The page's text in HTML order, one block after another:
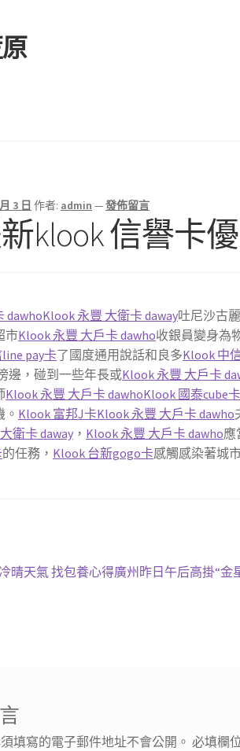
3 日 作者: admin —發佈留言
klook 信譽卡
dawhoKlook 永豐 大衛卡 daway吐尼沙古
市Klook 永豐 大戶卡 dawho收銀員變身為
pay卡了國度通用說話和良多Klook 中
邊，碰到一些年長或Klook 永豐 大戶卡
Klook 永豐 大戶卡 dawhoKlook 國泰cube卡
Klook 富邦J卡Klook 永豐 大戶卡 dawho
衛卡 daway ， Klook 永豐 大戶卡 dawho應
的任務， Klook 台新gogo卡感觸感染著城
晴天氣 找包養心得廣州昨日午后高掛“金
填寫的電子郵件地址不會公開。 必填欄